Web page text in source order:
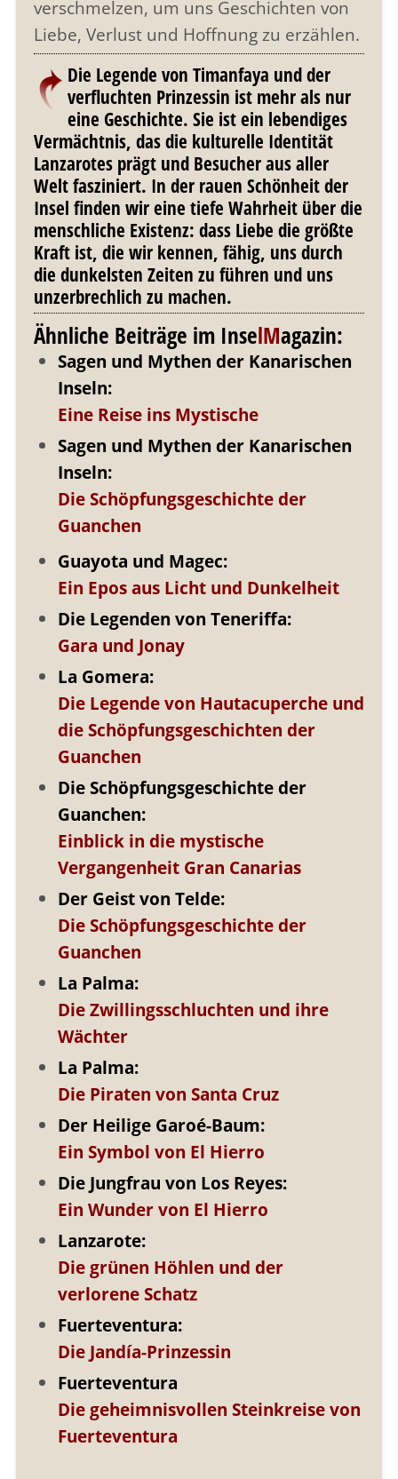
verschmelzen, um uns Geschichten von
Liebe, Verlust und Hoffnung zu erzählen.
Die Legende von Timanfaya und der
verfluchten Prinzessin ist mehr als nur
eine Geschichte. Sie ist ein lebendiges
Vermächtnis, das die kulturelle Identität
Lanzarotes prägt und Besucher aus aller
Welt fasziniert. In der rauen Schönheit der
Insel finden wir eine tiefe Wahrheit über die
menschliche Existenz: dass Liebe die größte
Kraft ist, die wir kennen, fähig, uns durch
die dunkelsten Zeiten zu führen und uns
unzerbrechlich zu machen.
Ähnliche Beiträge im InselMagazin:
Sagen und Mythen der Kanarischen
Inseln:
Eine Reise ins Mystische
Sagen und Mythen der Kanarischen
Inseln:
Die Schöpfungsgeschichte der
Guanchen
Guayota und Magec:
Ein Epos aus Licht und Dunkelheit
Die Legenden von Teneriffa:
Gara und Jonay
La Gomera:
Die Legende von Hautacuperche und
die Schöpfungsgeschichten der
Guanchen
Die Schöpfungsgeschichte der
Guanchen:
Einblick in die mystische
Vergangenheit Gran Canarias
Der Geist von Telde:
Die Schöpfungsgeschichte der
Guanchen
La Palma:
Die Zwillingsschluchten und ihre
Wächter
La Palma:
Die Piraten von Santa Cruz
Der Heilige Garoé-Baum:
Ein Symbol von El Hierro
Die Jungfrau von Los Reyes:
Ein Wunder von El Hierro
Lanzarote:
Die grünen Höhlen und der
verlorene Schatz
Fuerteventura:
Die Jandía-Prinzessin
Fuerteventura
Die geheimnisvollen Steinkreise von
Fuerteventura